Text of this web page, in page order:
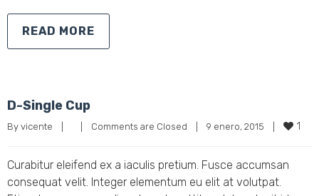
READ MORE
D-Single Cup
By vicente Comments are Closed 9 enero, 2015 1
Curabitur eleifend ex a iaculis pretium. Fusce accumsan
consequat velit. Integer elementum eu elit at volutpat.